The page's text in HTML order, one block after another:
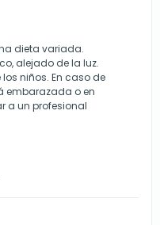
dieta variada.
alejado de la luz.
niños. En caso de
embarazada o en
a un profesional